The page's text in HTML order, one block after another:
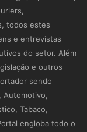
todos estes
e entrevistas
do setor. Além
e outros
sendo
Tabaco,
engloba todo o